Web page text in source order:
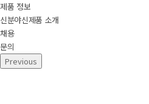
제품 정보
신분야신제품 소개
채용
문의
Previous